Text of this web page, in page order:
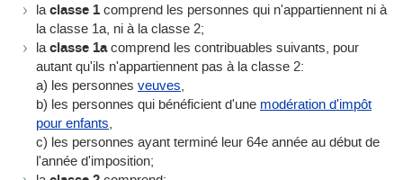
laclasse 1 comprend les personnes qui n'appartiennent ni à
la classe 1a, ni à la classe 2;
laclasse 1acomprend les contribuables suivants, pour
autant qu'ils n'appartiennent pas à la classe 2:
a) les personnes veuves,
b) les personnes qui bénéficient d'une modération d'impôt
pour enfants,
c) les personnes ayant terminé leur 64e année au début de
l'année d'imposition;